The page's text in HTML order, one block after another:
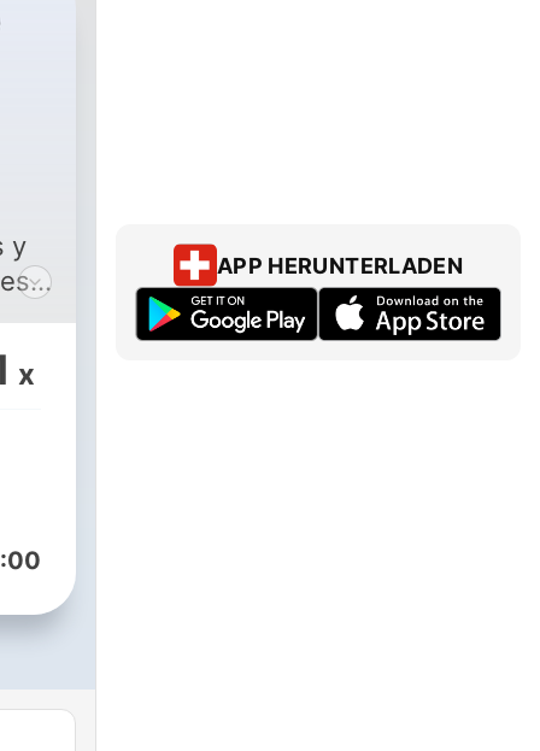
y
x
APP HERUNTERLADEN